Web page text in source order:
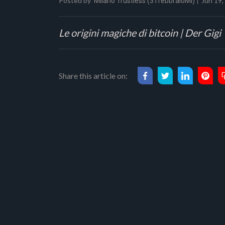
Le origini magiche di bitcoin | Der Gigi
Share this article on: